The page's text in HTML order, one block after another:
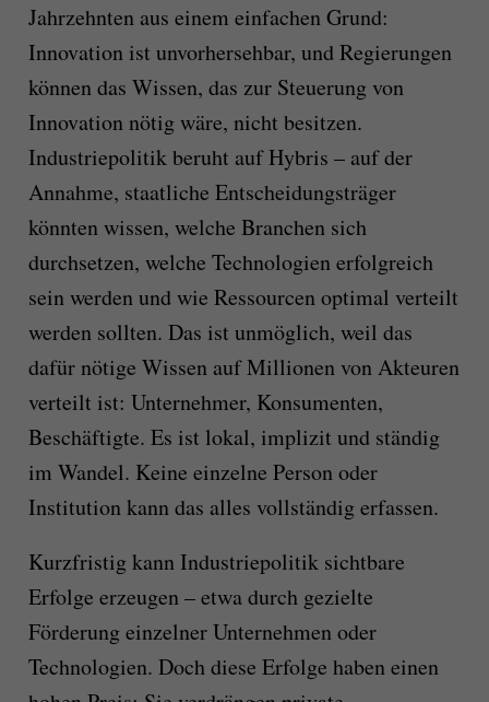
Jahrzehnten aus einem einfachen Grund:
Innovation ist unvorhersehbar, und Regierungen
können das Wissen, das zur Steuerung von
Innovation nötig wäre, nicht besitzen.
Industriepolitik beruht auf Hybris – auf der
Annahme, staatliche Entscheidungsträger
könnten wissen, welche Branchen sich
durchsetzen, welche Technologien erfolgreich
sein werden und wie Ressourcen optimal verteilt
werden sollten. Das ist unmöglich, weil das
dafür nötige Wissen auf Millionen von Akteuren
verteilt ist: Unternehmer, Konsumenten,
Beschäftigte. Es ist lokal, implizit und ständig
im Wandel. Keine einzelne Person oder
Institution kann das alles vollständig erfassen.
Kurzfristig kann Industriepolitik sichtbare
Erfolge erzeugen – etwa durch gezielte
Förderung einzelner Unternehmen oder
Technologien. Doch diese Erfolge haben einen